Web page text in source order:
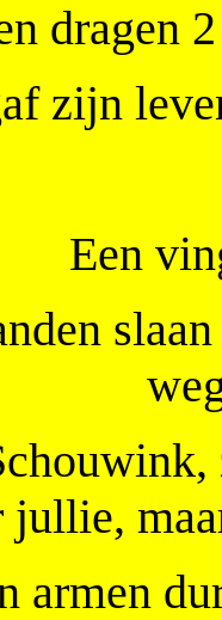
dragen
zijn
Een
jullie,
armen